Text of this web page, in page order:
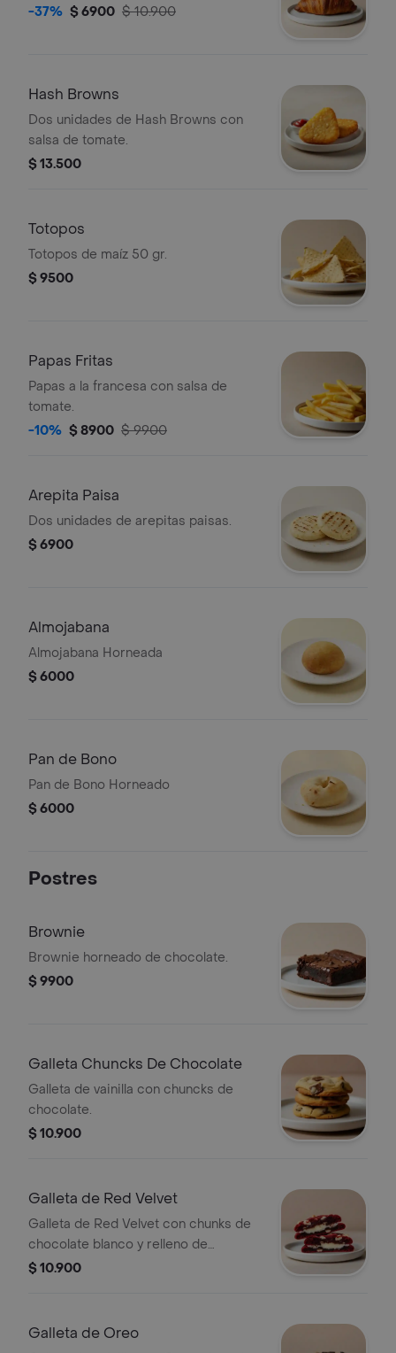
-37% $ 6900 $ 10.900
Hash Browns
Dos unidades de Hash Browns con
salsa de tomate.
$ 13.500
Totopos
Totopos de maíz 50 gr.
$ 9500
Papas Fritas
Papas a la francesa con salsa de
tomate.
-10% $ 8900 $ 9900
Arepita Paisa
Dos unidades de arepitas paisas.
$ 6900
Almojabana
Almojabana Horneada
$ 6000
Pan de Bono
Pan de Bono Horneado
$ 6000
Postres
Brownie
Brownie horneado de chocolate.
$ 9900
Galleta Chuncks De Chocolate
Galleta de vainilla con chuncks de
chocolate.
$ 10.900
Galleta de Red Velvet
Galleta de Red Velvet con chunks de
chocolate blanco y relleno de
Cheesecake.
$ 10.900
Galleta de Oreo